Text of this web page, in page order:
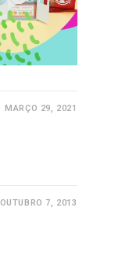
MARÇO 29, 2021
OUTUBRO 7, 2013